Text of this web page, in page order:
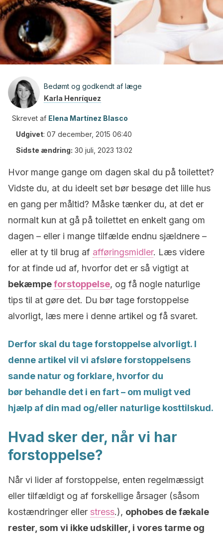
Bedømt og godkendt af læge
Karla Henríquez
Skrevet af Elena Martínez Blasco
Udgivet: 07 december, 2015 06:40
Sidste ændring: 30 juli, 2023 13:02
Hvor mange gange om dagen skal du på toilettet?
Vidste du, at du ideelt set bør besøge det lille hus
en gang per måltid? Måske tænker du, at det er
normalt kun at gå på toilettet en enkelt gang om
dagen – eller i mange tilfælde endnu sjældnere –
eller at ty til brug af afføringsmidler. Læs videre
for at finde ud af, hvorfor det er så vigtigt at
bekæmpeforstoppelse, og få nogle naturlige
tips til at gøre det. Du bør tage forstoppelse
alvorligt, læs mere i denne artikel og få svaret.
Derfor skal du tage forstoppelse alvorligt. I
denne artikel vil vi afsløreforstoppelsens
sande natur og forklare, hvorfor du
bør behandle det i en fart – om muligt ved
hjælp af din mad og/eller naturlige kosttilskud.
Hvad sker der, når vi har
forstoppelse?
Når vi lider af forstoppelse, enten regelmæssigt
eller tilfældigt og af forskellige årsager (såsom
kostændringer eller stress.), ophobes de fækale
rester, som vi ikke udskiller, i vores tarme og